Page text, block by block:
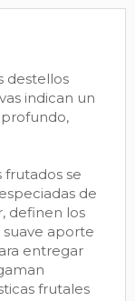
destellos
indican un
se
de
definen los
aporte
entregar
frutales